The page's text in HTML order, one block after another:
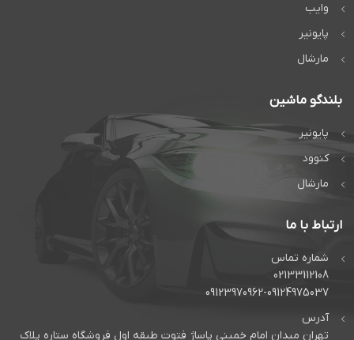
وایب
پایونیر
مارشال
بلندگو ماشین
پایونیر
کنوود
مارشال
ارتباط با ما
شماره تماس
02133112108
09123970962-09124975037
آدرس
تهران میدان امام خمینی پاساژ فتوت طبقه اول فروشگاه ستاره پلاک